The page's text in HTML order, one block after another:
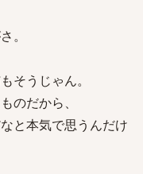
。
そうじゃん。
のだから、
と本気で思うんだけ